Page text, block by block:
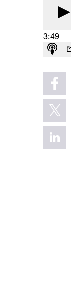
3:49